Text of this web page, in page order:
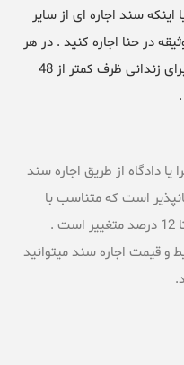
اینکه سند اجاره ای از سایر
در حنا اجاره کنید . در هر
دو صورت امکان تهیه سند اجاره ای برای زندانی ظرف کمتر از 48
یا دادگاه از طریق اجاره سند
است که متناسب با
موقعیت ملک مبلغ اجاره وثیقه از 8 تا 12 درصد متغییر است .
و قیمت اجاره سند میتوانید